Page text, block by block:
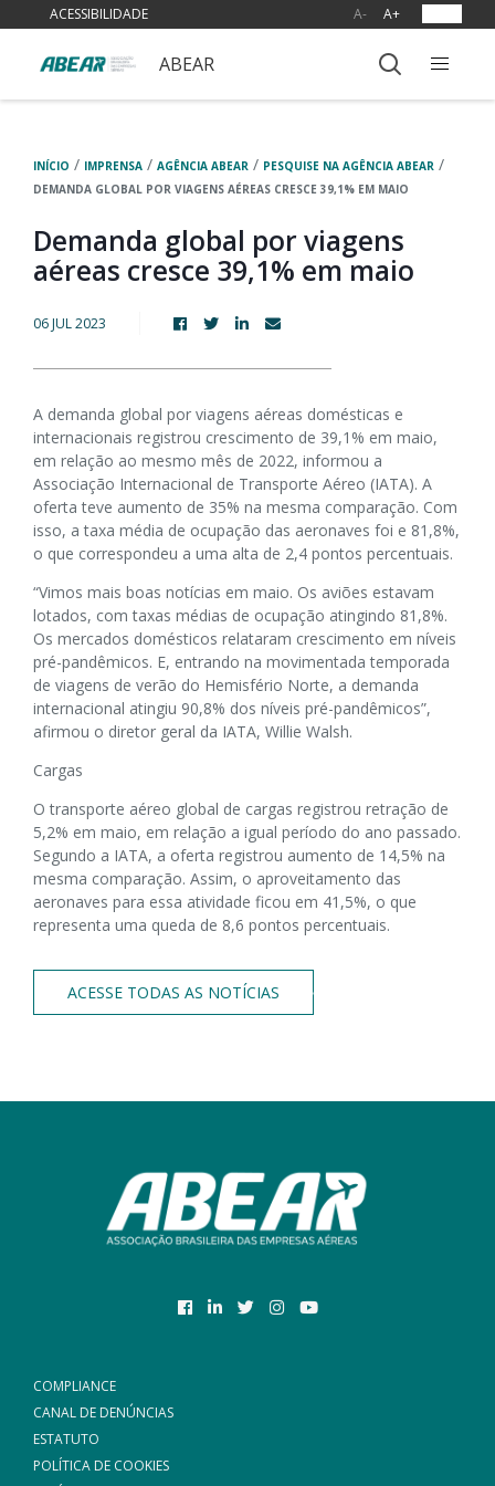
ACESSIBILIDADE A- A+
ABEAR
INÍCIO / IMPRENSA / AGÊNCIA ABEAR / PESQUISE NA AGÊNCIA ABEAR /
DEMANDA GLOBAL POR VIAGENS AÉREAS CRESCE 39,1% EM MAIO
Demanda global por viagens
aéreas cresce 39,1% em maio
06 JUL 2023
A demanda global por viagens aéreas domésticas e
internacionais registrou crescimento de 39,1% em maio,
em relação ao mesmo mês de 2022, informou a
Associação Internacional de Transporte Aéreo (IATA). A
oferta teve aumento de 35% na mesma comparação. Com
isso, a taxa média de ocupação das aeronaves foi e 81,8%,
o que correspondeu a uma alta de 2,4 pontos percentuais.
“Vimos mais boas notícias em maio. Os aviões estavam
lotados, com taxas médias de ocupação atingindo 81,8%.
Os mercados domésticos relataram crescimento em níveis
pré-pandêmicos. E, entrando na movimentada temporada
de viagens de verão do Hemisfério Norte, a demanda
internacional atingiu 90,8% dos níveis pré-pandêmicos”,
afirmou o diretor geral da IATA, Willie Walsh.
Cargas
O transporte aéreo global de cargas registrou retração de
5,2% em maio, em relação a igual período do ano passado.
Segundo a IATA, a oferta registrou aumento de 14,5% na
mesma comparação. Assim, o aproveitamento das
aeronaves para essa atividade ficou em 41,5%, o que
representa uma queda de 8,6 pontos percentuais.
ACESSE TODAS AS NOTÍCIAS
COMPLIANCE
CANAL DE DENÚNCIAS
ESTATUTO
POLÍTICA DE COOKIES